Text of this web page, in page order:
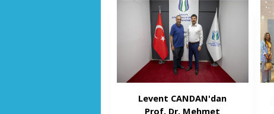
Levent CANDAN'dan
Prof. Dr. Mehmet